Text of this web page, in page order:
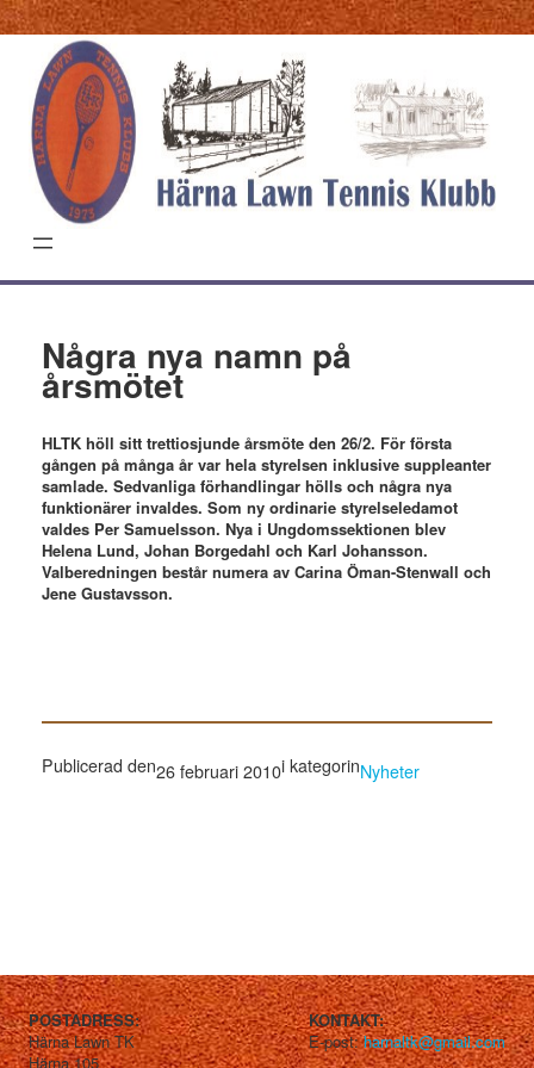
Hoppa
till
Några nya namn på
årsmötet
HLTK höll sitt trettiosjunde årsmöte den 26/2. För första
gången på många år var hela styrelsen inklusive suppleanter
samlade. Sedvanliga förhandlingar hölls och några nya
funktionärer invaldes. Som ny ordinarie styrelseledamot
valdes Per Samuelsson. Nya i Ungdomssektionen blev
Helena Lund, Johan Borgedahl och Karl Johansson.
Valberedningen består numera av Carina Öman-Stenwall och
Jene Gustavsson.
Publicerad den26 februari 2010i kategorinNyheter
POSTADRESS:
Härna Lawn TK
Härna 105
KONTAKT:
E-post:harnaltk@gmail.com